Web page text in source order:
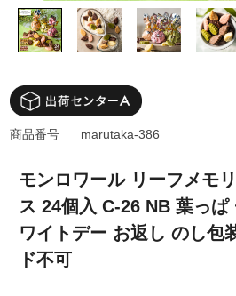
モンロワール リーフメモ
ス 24個入 C-26 NB 葉っぱ
ワイトデー お返し のし包
ド不可
商品番号 marutaka-386